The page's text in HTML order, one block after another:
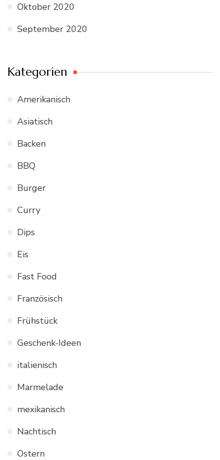
Oktober 2020
September 2020
Kategorien
Amerikanisch
Asiatisch
Backen
BBQ
Burger
Curry
Dips
Eis
Fast Food
Französisch
Frühstück
Geschenk-Ideen
italienisch
Marmelade
mexikanisch
Nachtisch
Ostern